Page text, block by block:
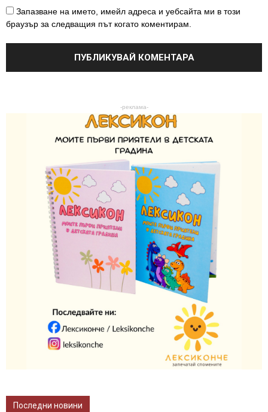
Запазване на името, имейл адреса и уебсайта ми в този
браузър за следващия път когато коментирам.
-реклама-
Последни новини